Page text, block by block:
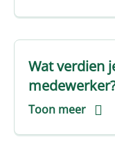
Wat verdien
Toon meer